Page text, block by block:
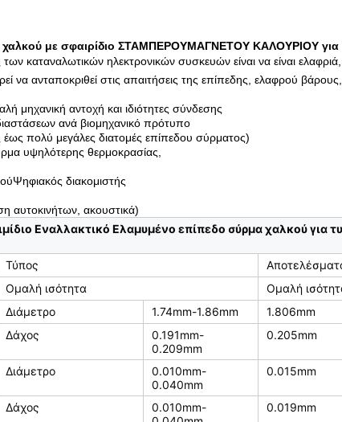
χαλκού με σφαιρίδιο ΣΤΑΜΠΕΡΟΥΜΑΓΝΕΤΟΥ ΚΑΛΟΥΡΙΟΥ για
καταναλωτικών ηλεκτρονικών συσκευών είναι να είναι
να ανταποκριθεί στις απαιτήσεις της επίπεδης, ελαφρού
μηχανική αντοχή και ιδιότητες σύνδεσης
ανά βιομηχανικό πρότυπο
πολύ μεγάλες διατομές επίπεδου σύρματος)
υψηλότερης θερμοκρασίας,
Ψηφιακός διακομιστής
αυτοκινήτων, ακουστικά)
Εναλλακτικό Ελαμυμένο επίπεδο σύρμα χαλκού για
Τύπος
Ομαλή ισότητα Ομαλή
Διάμετρο 1.74mm-1.86mm
1.806mm
Δάχος
0.191mm-
0.209mm
0.205mm
Διάμετρο
0.010mm-
0.040mm
0.015mm
Δάχος
0.010mm-
0.019mm